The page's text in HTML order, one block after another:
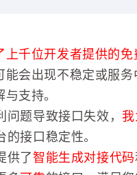
上千位开发者提供的免
会出现不稳定或服务
支持。
题导致接口失效，
的接口稳定性。
供了智能生成对接代码